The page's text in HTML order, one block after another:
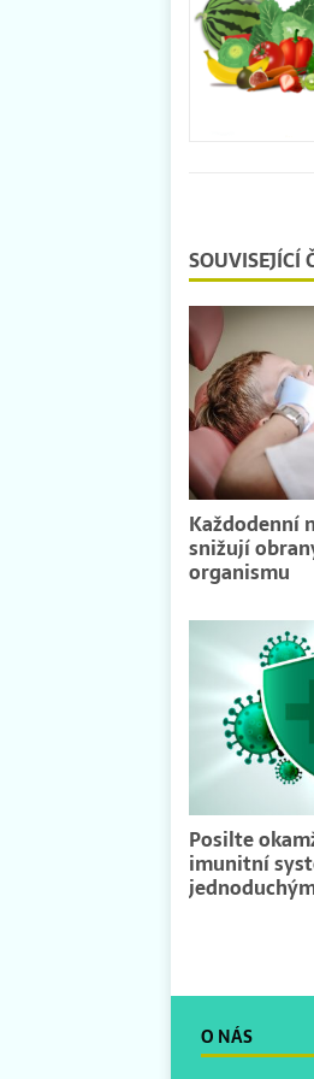
SOUVISEJÍCÍ
Každodenní
snižují
organismu
Posilte
imunitní
O NÁS